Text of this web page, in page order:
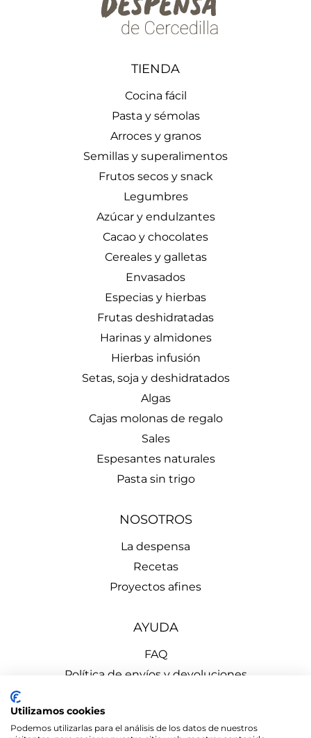
TIENDA
Cocina fácil
Pasta y sémolas
Arroces y granos
Semillas y superalimentos
Frutos secos y snack
Legumbres
Azúcar y endulzantes
Cacao y chocolates
Cereales y galletas
Envasados
Especias y hierbas
Frutas deshidratadas
Harinas y almidones
Hierbas infusión
Setas, soja y deshidratados
Algas
Cajas molonas de regalo
Sales
Espesantes naturales
Pasta sin trigo
NOSOTROS
La despensa
Recetas
Proyectos afines
AYUDA
FAQ
Política de envíos y devoluciones
Política de Privacidad
Política de Cookies
Utilizamos cookies
Podemos utilizarlas para el análisis de los datos de nuestros